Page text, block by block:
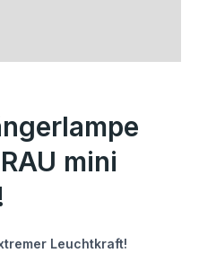
mini
Leuchtkraft!